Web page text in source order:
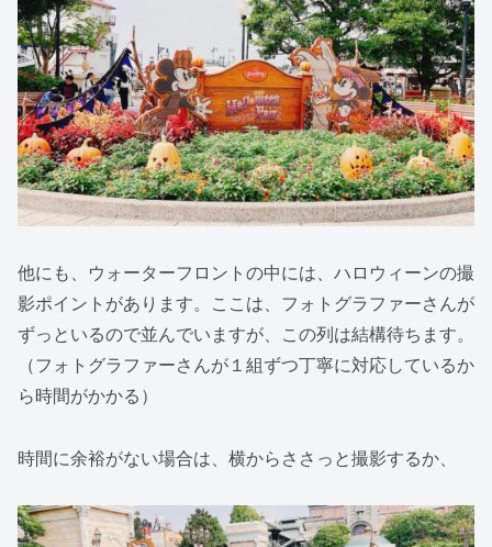
他にも、ウォーターフロントの中には、ハロウィーンの撮
影ポイントがあります。ここは、フォトグラファーさんが
ずっといるので並んでいますが、この列は結構待ちます。
（フォトグラファーさんが１組ずつ丁寧に対応しているか
ら時間がかかる）
時間に余裕がない場合は、横からささっと撮影するか、